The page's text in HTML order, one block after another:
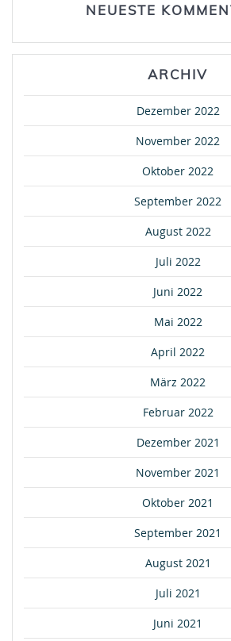
NEUESTE
ARCHIV
Dezember 2022
November 2022
Oktober 2022
September 2022
August 2022
Juli 2022
Juni 2022
Mai 2022
April 2022
März 2022
Februar 2022
Dezember 2021
November 2021
Oktober 2021
September 2021
August 2021
Juli 2021
Juni 2021